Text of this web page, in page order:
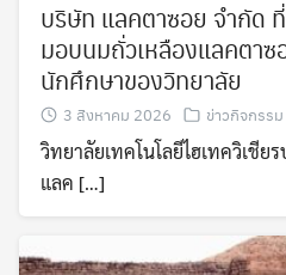
บริษัท แลคตาซอย จำกัด
มอบนมถั่วเหลืองแลคตาซ
นักศึกษาของวิทยาลัย
3 สิงหาคม 2026 ข่าวกิจกรรม
วิทยาลัยเทคโนโลยีไฮเทควิเชี
แลค […]